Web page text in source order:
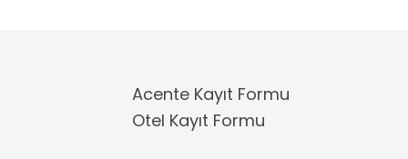
Acente Kayıt Formu
Otel Kayıt Formu